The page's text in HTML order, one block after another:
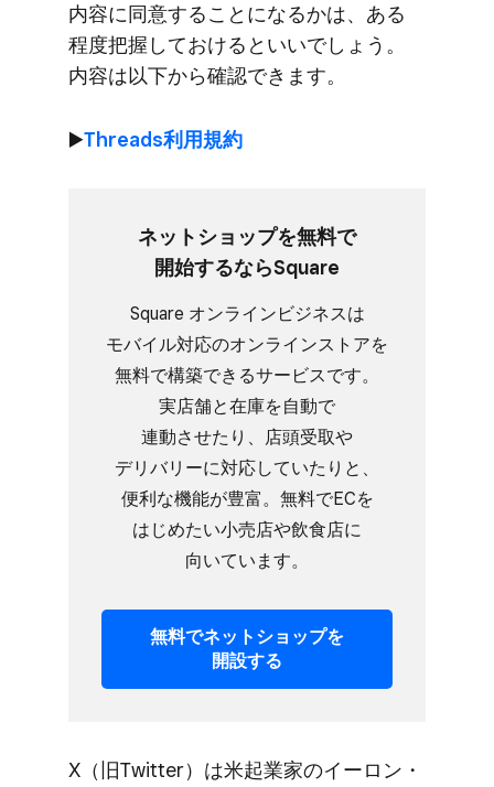
内容に​同意する​ことに​なるかは、​ある​
程度​把握しておけると​いいでしょう。​
内容は​以下から​確認できます。
▶️Threads利用規約
ネットショップを​無料で​
開始するなら​Square
Square オンラインビジネスは​
モバイル対応の​オンラインストアを​
無料で​構築できる​サービスです。​
実店舗と​在庫を​自動で​
連動させたり、​店頭受取や​
デリバリーに​対応していたりと、​
便利な​機能が​豊富。​無料で​ECを​
はじめたい​小売店や​飲食店に​
向いています。
無料で​ネットショップを​
開設する
X​（旧Twitter）は​米起業家の​イーロン・